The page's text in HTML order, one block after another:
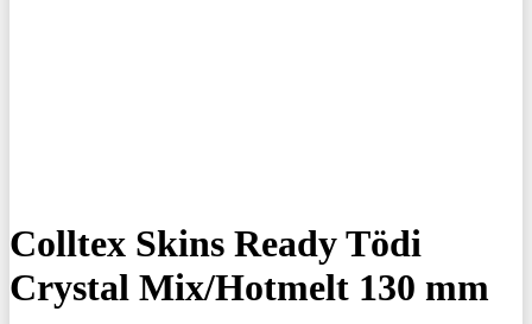
Colltex Skins Ready Tödi
Crystal Mix/Hotmelt 130 mm